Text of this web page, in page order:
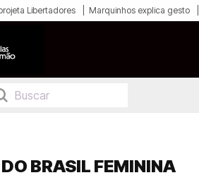
Libertadores Marquinhos explica gesto
BRASIL FEMININA